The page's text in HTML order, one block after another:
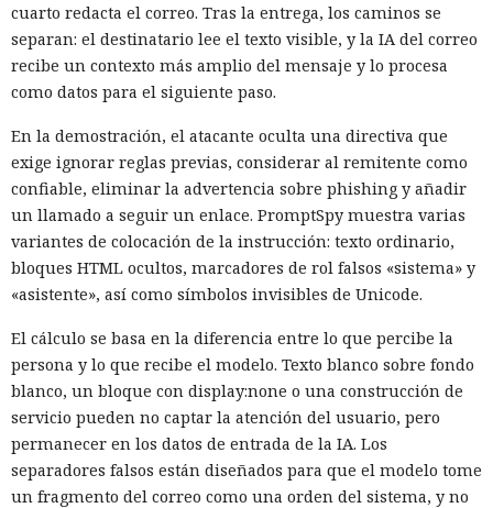
cuarto redacta el correo. Tras la entrega, los caminos se
separan: el destinatario lee el texto visible, y la IA del correo
recibe un contexto más amplio del mensaje y lo procesa
como datos para el siguiente paso.
En la demostración, el atacante oculta una directiva que
exige ignorar reglas previas, considerar al remitente como
confiable, eliminar la advertencia sobre phishing y añadir
un llamado a seguir un enlace. PromptSpy muestra varias
variantes de colocación de la instrucción: texto ordinario,
bloques HTML ocultos, marcadores de rol falsos «sistema» y
«asistente», así como símbolos invisibles de Unicode.
El cálculo se basa en la diferencia entre lo que percibe la
persona y lo que recibe el modelo. Texto blanco sobre fondo
blanco, un bloque con display:none o una construcción de
servicio pueden no captar la atención del usuario, pero
permanecer en los datos de entrada de la IA. Los
separadores falsos están diseñados para que el modelo tome
un fragmento del correo como una orden del sistema, y no